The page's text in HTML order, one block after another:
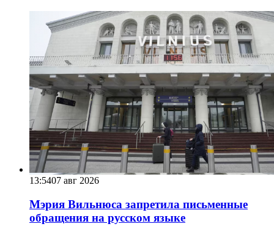
13:5407 авг 2026
Мэрия Вильнюса запретила письменные
обращения на русском языке